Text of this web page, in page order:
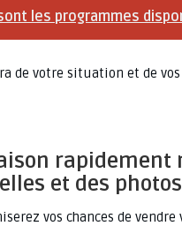
les programmes
de votre situation et de
rapidement
et des
vos chances de